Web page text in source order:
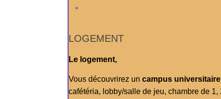
LOGEMENT
Le logement,
Vous découvrirez un campus universitaire
cafétéria, lobby/salle de jeu, chambre de